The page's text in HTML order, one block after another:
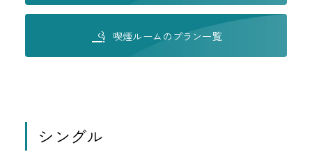
喫煙ルームのプラン一覧
シングル